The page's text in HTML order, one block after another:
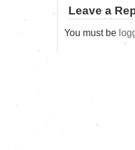
Leave a
You must be